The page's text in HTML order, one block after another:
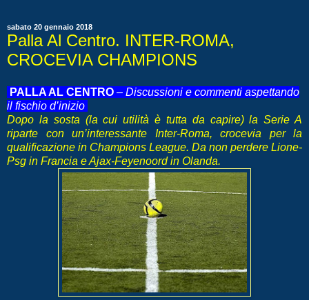
sabato 20 gennaio 2018
Palla Al Centro. INTER-ROMA,
CROCEVIA CHAMPIONS
PALLA AL CENTRO – Discussioni e commenti aspettando
il fischio d’inizio
Dopo la sosta (la cui utilità è tutta da capire) la Serie A
riparte con un’interessante Inter-Roma, crocevia per la
qualificazione in Champions League. Da non perdere Lione-
Psg in Francia e Ajax-Feyenoord in Olanda.